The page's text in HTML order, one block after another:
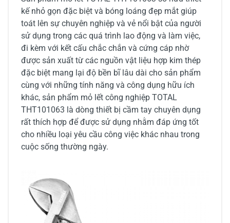
kế nhỏ gọn đặc biệt và bóng loáng đẹp mắt giúp
toát lên sự chuyên nghiệp và vẻ nổi bật của người
sử dụng trong các quá trình lao động và làm việc,
đi kèm với kết cấu chắc chắn và cứng cáp nhờ
được sản xuất từ các nguồn vật liệu hợp kim thép
đặc biệt mang lại độ bền bĩ lâu dài cho sản phẩm
cùng với những tính năng và công dụng hữu ích
khác, sản phẩm mỏ lết công nghiệp TOTAL
THT101063 là dòng thiết bị cầm tay chuyên dụng
rất thích hợp để được sử dụng nhằm đáp ứng tốt
cho nhiều loại yêu cầu công việc khác nhau trong
cuộc sống thường ngày.